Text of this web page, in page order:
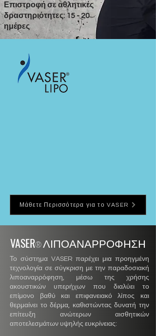
Επιστροφή σε αθλητικές
δραστηριότητες: 15 - 20
ημέρες
Μάθετε Περισσότερα για το VASER
VASER®ΛΙΠΟΑΝΑΡΡΟΦΗΣΗ
Το σύστημα VASER παρέχει μια προηγμένη
τεχνολογία σε σύγκριση με την παραδοσιακή
λιποαναρρόφηση, μέσω της χρήσης
ακουστικών υπερήχων που διαλύει το
επίμονο βαθύ και επιφανειακό λίπος και
θερμαίνει το δέρμα, καθιστώντας δυνατή την
επίτευξη ανώτερων αισθητικών
αποτελεσμάτων υψηλής ευκρίνειας: